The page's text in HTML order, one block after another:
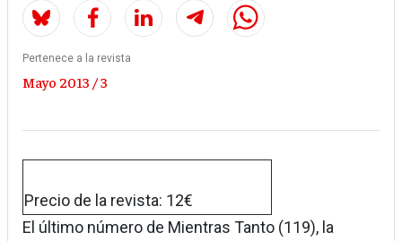
Pertenece a la revista
Mayo 2013 / 3
Precio de la revista: 12€
El último número de Mientras Tanto (119), la